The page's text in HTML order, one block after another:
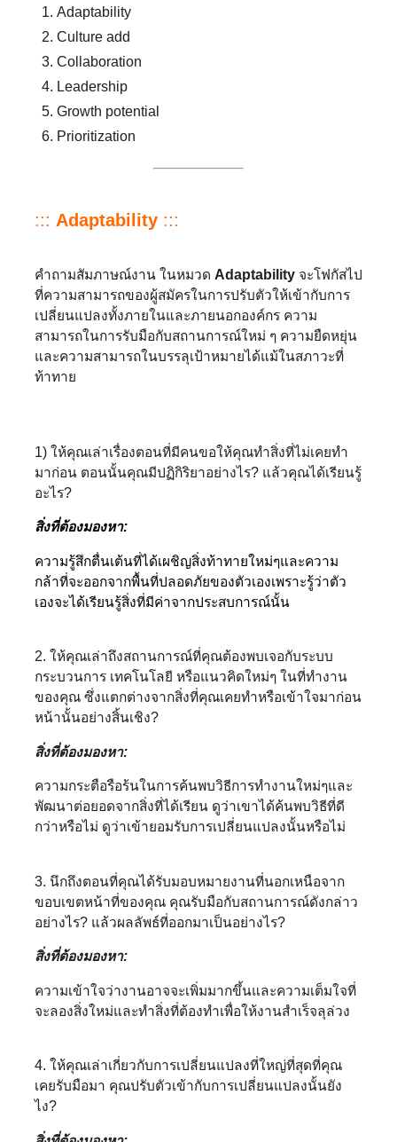
Adaptability
Culture add
Collaboration
Leadership
Growth potential
Prioritization
::: Adaptability :::
คำถามสัมภาษณ์งาน ในหมวด Adaptability จะโฟกัสไป
ที่ความสามารถของผู้สมัครในการปรับตัวให้เข้ากับการ
เปลี่ยนแปลงทั้งภายในและภายนอกองค์กร ความ
สามารถในการรับมือกับสถานการณ์ใหม่ ๆ ความยืดหยุ่น
และความสามารถในบรรลุเป้าหมายได้แม้ในสภาวะที่
ท้าทาย
1) ให้คุณเล่าเรื่องตอนที่มีคนขอให้คุณทำสิ่งที่ไม่เคยทำ
มาก่อน ตอนนั้นคุณมีปฏิกิริยาอย่างไร? แล้วคุณได้เรียนรู้
อะไร?
สิ่งที่ต้องมองหา:
ความรู้สึกตื่นเต้นที่ได้เผชิญสิ่งท้าทายใหม่ๆและความ
กล้าที่จะออกจากพื้นที่ปลอดภัยของตัวเองเพราะรู้ว่าตัว
เองจะได้เรียนรู้สิ่งที่มีค่าจากประสบการณ์นั้น
2. ให้คุณเล่าถึงสถานการณ์ที่คุณต้องพบเจอกับระบบ
กระบวนการ เทคโนโลยี หรือแนวคิดใหม่ๆ ในที่ทำงาน
ของคุณ ซึ่งแตกต่างจากสิ่งที่คุณเคยทำหรือเข้าใจมาก่อน
หน้านั้นอย่างสิ้นเชิง?
สิ่งที่ต้องมองหา:
ความกระตือรือร้นในการค้นพบวิธีการทำงานใหม่ๆและ
พัฒนาต่อยอดจากสิ่งที่ได้เรียน ดูว่าเขาได้ค้นพบวิธีที่ดี
กว่าหรือไม่ ดูว่าเข้ายอมรับการเปลี่ยนแปลงนั้นหรือไม่
3. นึกถึงตอนที่คุณได้รับมอบหมายงานที่นอกเหนือจาก
ขอบเขตหน้าที่ของคุณ คุณรับมือกับสถานการณ์ดังกล่าว
อย่างไร? แล้วผลลัพธ์ที่ออกมาเป็นอย่างไร?
สิ่งที่ต้องมองหา:
ความเข้าใจว่างานอาจจะเพิ่มมากขึ้นและความเต็มใจที่
จะลองสิ่งใหม่และทำสิ่งที่ต้องทำเพื่อให้งานสำเร็จลุล่วง
4. ให้คุณเล่าเกี่ยวกับการเปลี่ยนแปลงที่ใหญ่ที่สุดที่คุณ
เคยรับมือมา คุณปรับตัวเข้ากับการเปลี่ยนแปลงนั้นยัง
ไง?